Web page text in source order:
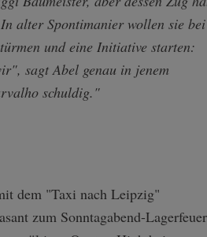
alter Spontimanier wollen sie bei
und eine Initiative starten:
sagt Abel genau in jenem
schuldig."
dem "Taxi nach Leipzig"
zum Sonntagabend-